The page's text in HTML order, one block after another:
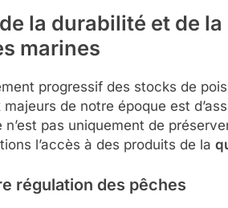
la durabilité et de
marines
progressif des stocks de
majeurs de notre époque est
n’est pas uniquement de
l’accès à des produits de la
régulation des pêches